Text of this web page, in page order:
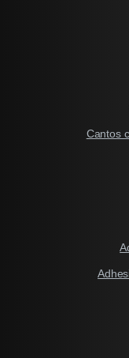
Cantos